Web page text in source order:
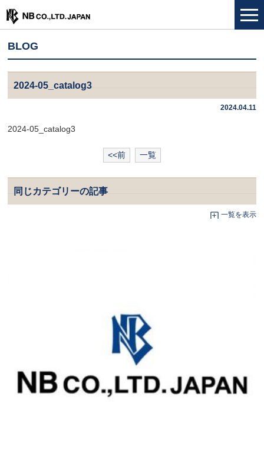
BLOG
2024-05_catalog3
2024.04.11
2024-05_catalog3
<<前 一覧
同じカテゴリーの記事
一覧を表示